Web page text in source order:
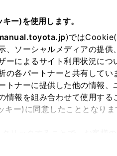
ー)を使用します。
)では
、ソーシャルメディアの提供
ーによるサイト利用状況に
の各パートナーと共有して
トナーに提供した他の情報
情報を組み合わせて使用す
ー)に同意したこととなりま